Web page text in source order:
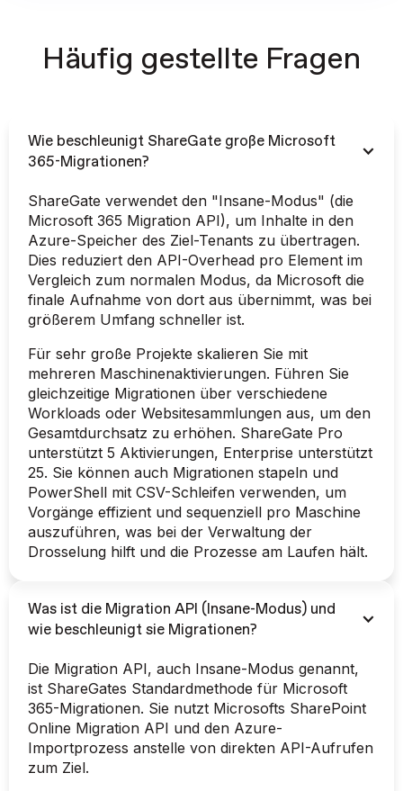
Häufig gestellte Fragen
Wie beschleunigt ShareGate große Microsoft
365-Migrationen?
ShareGate verwendet den "Insane-Modus" (die
Microsoft 365 Migration API), um Inhalte in den
Azure-Speicher des Ziel-Tenants zu übertragen.
Dies reduziert den API-Overhead pro Element im
Vergleich zum normalen Modus, da Microsoft die
finale Aufnahme von dort aus übernimmt, was bei
größerem Umfang schneller ist.
Für sehr große Projekte skalieren Sie mit
mehreren Maschinenaktivierungen. Führen Sie
gleichzeitige Migrationen über verschiedene
Workloads oder Websitesammlungen aus, um den
Gesamtdurchsatz zu erhöhen. ShareGate Pro
unterstützt 5 Aktivierungen, Enterprise unterstützt
25. Sie können auch Migrationen stapeln und
PowerShell mit CSV-Schleifen verwenden, um
Vorgänge effizient und sequenziell pro Maschine
auszuführen, was bei der Verwaltung der
Drosselung hilft und die Prozesse am Laufen hält.
Was ist die Migration API (Insane-Modus) und
wie beschleunigt sie Migrationen?
Die Migration API, auch Insane-Modus genannt,
ist ShareGates Standardmethode für Microsoft
365-Migrationen. Sie nutzt Microsofts SharePoint
Online Migration API und den Azure-
Importprozess anstelle von direkten API-Aufrufen
zum Ziel.